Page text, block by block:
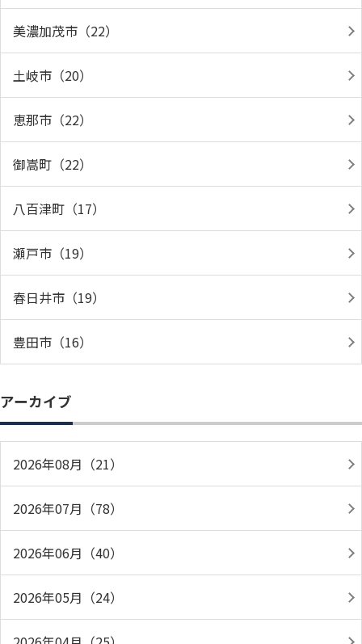
美濃加茂市（22）
土岐市（20）
恵那市（22）
御嵩町（22）
八百津町（17）
瀬戸市（19）
春日井市（19）
豊田市（16）
アーカイブ
2026年08月（21）
2026年07月（78）
2026年06月（40）
2026年05月（24）